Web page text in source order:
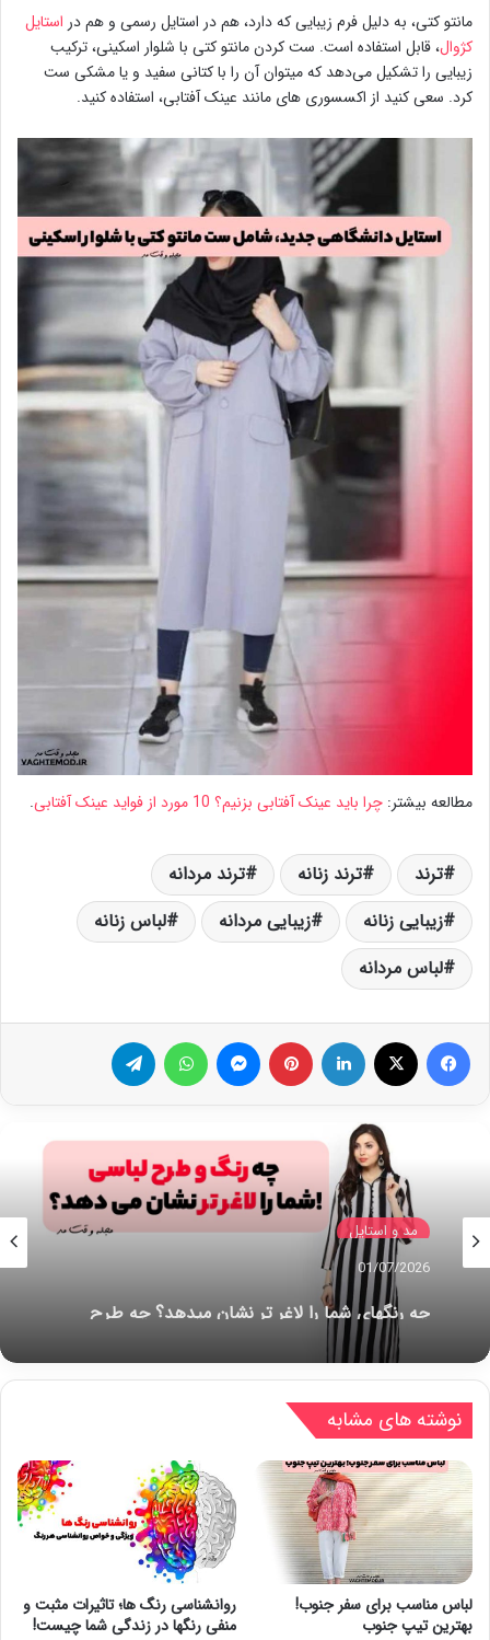
مانتو کتی، به دلیل فرم زیبایی که دارد، هم در استایل رسمی و هم در استایل
کژوال، قابل استفاده است. ست کردن مانتو کتی با شلوار اسکینی، ترکیب
زیبایی را تشکیل می‌دهد که میتوان آن را با کتانی سفید و یا مشکی ست
کرد. سعی کنید از اکسسوری های مانند عینک آفتابی، استفاده کنید.
مطالعه بیشتر: چرا باید عینک آفتابی بزنیم؟ 10 مورد از فواید عینک آفتابی .
ترند ترند زنانه
ترند مردانه
زیبایی زنانه
زیبایی مردانه
لباس زنانه
لباس مردانه
فیس بوک لینکدین ‫پین‌ترست پیام رسان
مد و استایل
01/07/2026
چه رنگهای شما را لاغر تر نشان میدهد؟ چه طرح
هایی شما را لاغرتر نشان میدهد!؟
نوشته های مشابه
لباس مناسب برای سفر جنوب!
بهترین تیپ جنوب
روانشناسی رنگ ها؛ تاثیرات مثبت و
منفی رنگها در زندگی شما چیست!